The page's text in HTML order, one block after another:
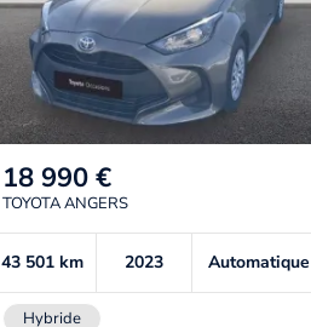
18 990 €
TOYOTA ANGERS
43 501 km 2023 Automatique
Hybride